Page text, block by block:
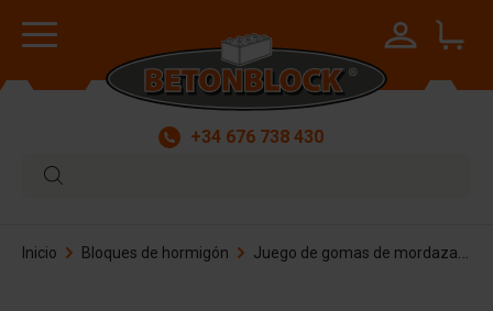
+34 676 738 430
Inicio Bloques de hormigón Juego de gomas de mordaza para bloques de hormigón, 2 piezas, gris